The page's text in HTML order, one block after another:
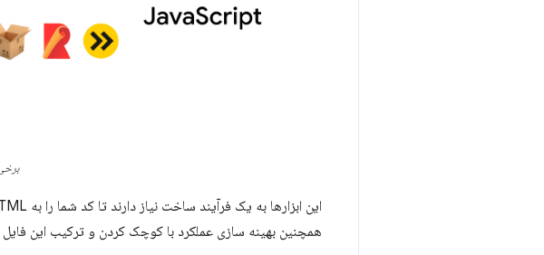
همچنین بهینه سازی عملکرد با کوچک کردن و ترکیب این فایل